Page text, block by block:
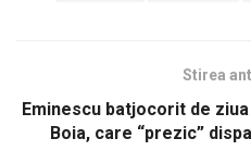
Stirea
Eminescu batjocorit de
Boia, care “prezic”